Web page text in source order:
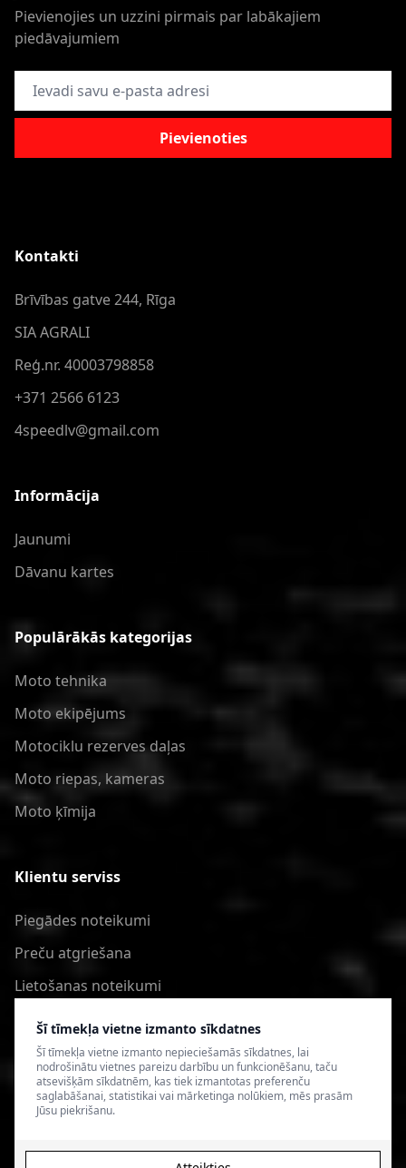
Šī tīmekļa vietne izmanto sīkdatnes
Šī tīmekļa vietne izmanto nepieciešamās sīkdatnes, lai
nodrošinātu vietnes pareizu darbību un funkcionēšanu, taču
atsevišķām sīkdatnēm, kas tiek izmantotas preferenču
saglabāšanai, statistikai vai mārketinga nolūkiem, mēs prasām
Jūsu piekrišanu.
Pievienojies un uzzini pirmais par labākajiem
piedāvajumiem
E-pasta adrese
Pievienoties
Kontakti
Brīvības gatve 244, Rīga
SIA AGRALI
Reģ.nr. 40003798858
+371 2566 6123
4speedlv@gmail.com
Informācija
Jaunumi
Dāvanu kartes
Populārākās kategorijas
Moto tehnika
Moto ekipējums
Motociklu rezerves daļas
Moto riepas, kameras
Moto ķīmija
Klientu serviss
Piegādes noteikumi
Preču atgriešana
Lietošanas noteikumi
Privātuma politika